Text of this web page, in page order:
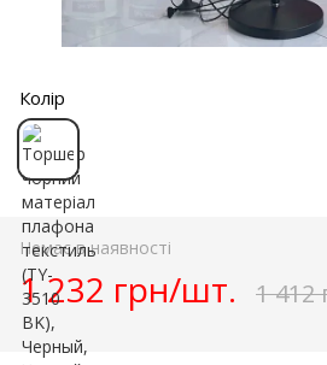
Колір
Немає в наявності
1 232 грн/шт. 1 412